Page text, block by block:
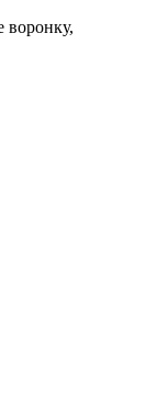
воронку,